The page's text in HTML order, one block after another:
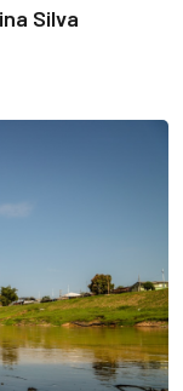
Silva